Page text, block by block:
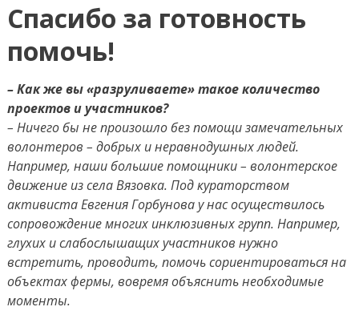
Спасибо за готовность
помочь!
– Как же вы «разруливаете» такое количество
проектов и участников?
– Ничего бы не произошло без помощи замечательных
волонтеров – добрых и неравнодушных людей.
Например, наши большие помощники – волонтерское
движение из села Вязовка. Под кураторством
активиста Евгения Горбунова у нас осуществилось
сопровождение многих инклюзивных групп. Например,
глухих и слабослышащих участников нужно
встретить, проводить, помочь сориентироваться на
объектах фермы, вовремя объяснить необходимые
моменты.